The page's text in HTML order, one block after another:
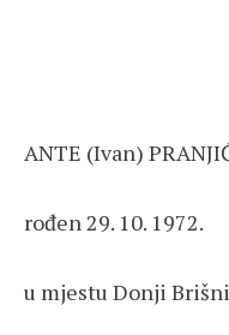
ANTE (Ivan)
rođen 29. 10. 1972.
u mjestu Donji